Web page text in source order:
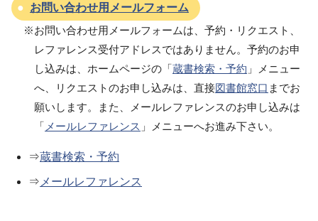
お問い合わせ用メールフォーム
※お問い合わせ用メールフォームは、予約・リクエスト、
レファレンス受付アドレスではありません。予約のお申
し込みは、ホームページの「蔵書検索・予約 」メニュー
へ、リクエストのお申し込みは、直接図書館窓口 までお
願いします。また、メールレファレンスのお申し込みは
「 メールレファレンス 」メニューへお進み下さい。
⇒蔵書検索・予約
⇒ メールレファレンス